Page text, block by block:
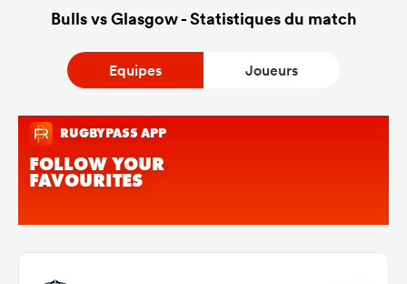
Bulls vs Glasgow - Statistiques du match
Equipes Joueurs